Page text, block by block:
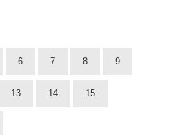
6 7 8 9
13 14 15